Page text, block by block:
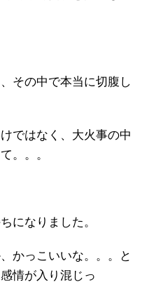
その中で本当に切腹し
ではなく、大火事の中
。。。
になりました。
かっこいいな。。。と
情が入り混じっ